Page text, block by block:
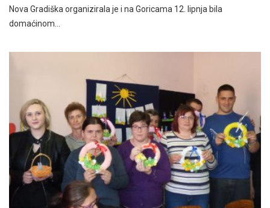
Nova Gradiška organizirala je i na Goricama 12. lipnja bila
domaćinom…